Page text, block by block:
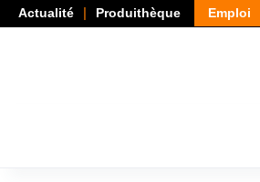
Actualité Produithèque Emploi